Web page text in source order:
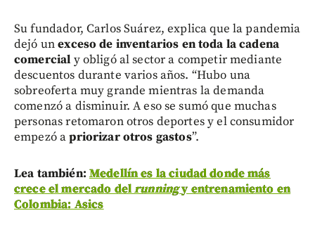
Su fundador, Carlos Suárez, explica que la pandemia
dejó unexceso de inventarios en toda la cadena
comercial y obligó al sector a competir mediante
descuentos durante varios años. “Hubo una
sobreoferta muy grande mientras la demanda
comenzó a disminuir. A eso se sumó que muchas
personas retomaron otros deportes y el consumidor
empezó apriorizar otros gastos”.
Lea también: Medellín es la ciudad donde más
crece el mercado delrunningy entrenamiento en
Colombia: Asics